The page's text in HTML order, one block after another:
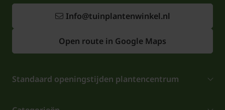
Info@tuinplantenwinkel.nl
Open route in Google Maps
Standaard openingstijden plantencentrum